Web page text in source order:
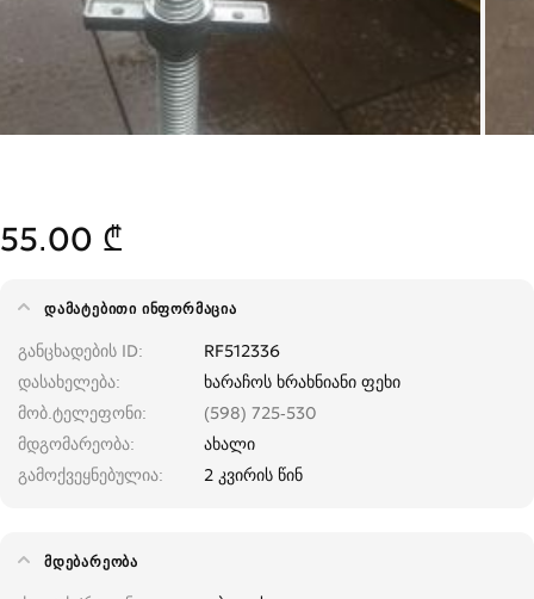
55.00 ₾
ᲓᲐᲛᲐᲢᲔᲑᲘᲗᲘ ᲘᲜᲤᲝᲠᲛᲐᲪᲘᲐ
განცხადების ID
RF512336
დასახელება
ხარაჩოს ხრახნიანი ფეხი
მობ.ტელეფონი
(598) 725-530
მდგომარეობა
ახალი
გამოქვეყნებულია
2 კვირის წინ
ᲛᲓᲔᲑᲐᲠᲔᲝᲑᲐ